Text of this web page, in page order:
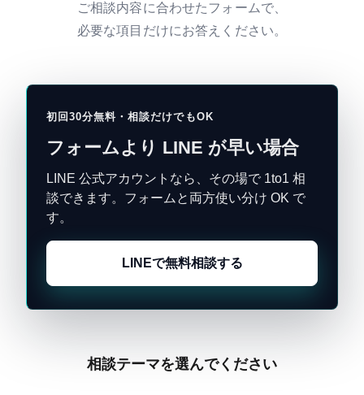
ご相談内容に合わせたフォームで、
必要な項目だけにお答えください。
初回30分無料・相談だけでもOK
フォームより LINE が早い場合
LINE 公式アカウントなら、その場で 1to1 相
談できます。フォームと両方使い分け OK で
す。
LINEで無料相談する
相談テーマを選んでください